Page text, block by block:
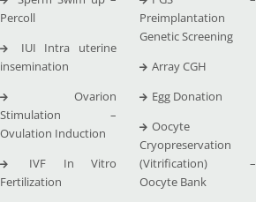
Percoll
IUI Intra uterine
insemination
Ovarion
Stimulation –
Ovulation Induction
IVF In Vitro
Fertilization
Preimplantation
Genetic Screening
Array CGH
Egg Donation
Oocyte
Cryopreservation
(Vitrification) –
Oocyte Bank